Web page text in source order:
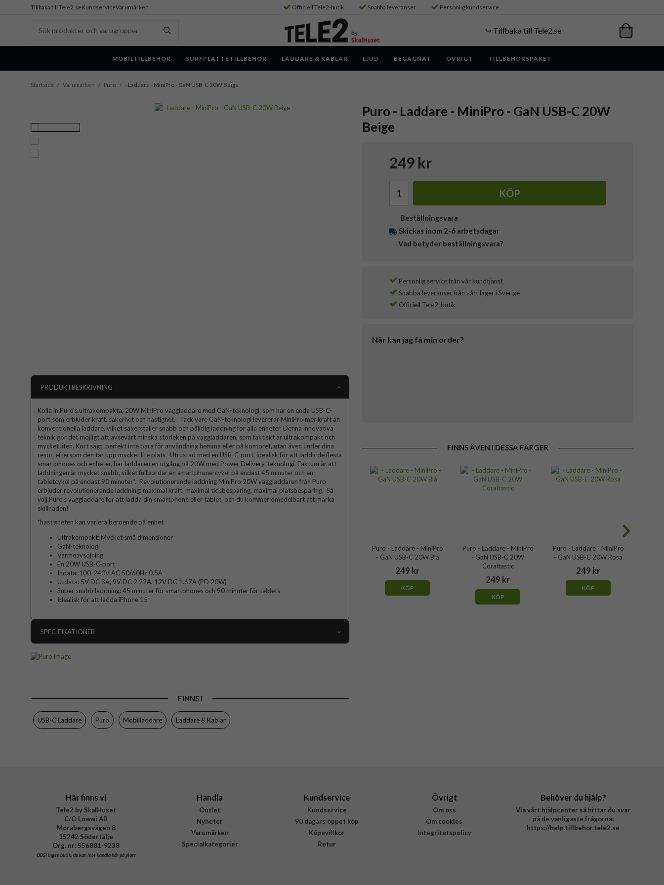
Tillbaka till Tele2.seKundserviceVarumärken Officiell Tele2-butik Snabba leveranser Personlig kundservice
↪️ Tillbaka till Tele2.se
MOBILTILLBEHÖR SURFPLATTETILLBEHÖR LADDARE & KABLAR LJUD BEGAGNAT ÖVRIGT TILLBEHÖRSPAKET
Startsida / Varumärken / Puro / - Laddare - MiniPro - GaN USB-C 20W Beige
Puro - Laddare - MiniPro - GaN USB-C 20W
Beige
249 kr
KÖP
Beställningsvara
Skickas inom 2-6 arbetsdagar
Vad betyder beställningsvara?
Personlig service från vår kundtjänst
Snabba leveranser från vårt lager i Sverige
Officiell Tele2-butik
När kan jag få min order?
FINNS ÄVEN I DESSA FÄRGER
Puro - Laddare - MiniPro
- GaN USB-C 20W Blå
249 kr
KÖP
Puro - Laddare - MiniPro
- GaN USB-C 20W
Coraltastic
249 kr
KÖP
Puro - Laddare - MiniPro
- GaN USB-C 20W Rosa
249 kr
KÖP
PRODUKTBESKRIVNING
Kolla in Puro's ultrakompakta, 20W MiniPro väggladdare med GaN-teknologi, som har en enda USB-C-
port som erbjuder kraft, säkerhet och hastighet. Tack vare GaN-teknologi levererar MiniPro mer kraft än
konventionella laddare, vilket säkerställer snabb och pålitlig laddning för alla enheter. Denna innovativa
teknik gör det möjligt att avsevärt minska storleken på väggladdaren, som faktiskt är ultrakompakt och
mycket liten. Kort sagt, perfekt inte bara för användning hemma eller på kontoret, utan även under dina
resor, eftersom den tar upp mycket lite plats. Utrustad med en USB-C-port, idealisk för att ladda de flesta
smartphones och enheter, har laddaren en utgång på 20W med Power Delivery-teknologi. Faktum är att
laddningen är mycket snabb, vilket fullbordar en smartphone-cykel på endast 45 minuter och en
tabletcykel på endast 90 minuter*. Revolutionerande laddning MiniPro 20W väggladdaren från Puro
erbjuder revolutionerande laddning: maximal kraft, maximal tidsbesparing, maximal platsbesparing. Så
välj Puro's väggladdare för att ladda din smartphone eller tablet, och du kommer omedelbart att märka
skillnaden!
*hastigheten kan variera beroende på enhet
Ultrakompakt: Mycket små dimensioner
GaN-teknologi
Värmeavsöjning
En 20W USB-C-port
Indata: 100-240V AC 50/60Hz 0.5A
Utdata: 5V DC 3A, 9V DC 2.22A, 12V DC 1.67A (PD 20W)
Super snabb laddning: 45 minuter för smartphones och 90 minuter för tablets
Idealisk för att ladda iPhone 15
SPECIFIKATIONER
Varumärke
Puro
Tillverkarens art nr
EAN
FINNS I
USB-C Laddare Puro Mobilladdare Laddare & Kablar
Här finns vi
Tele2 by SkalHuset
C/O Lowwi AB
Morabergsvägen 8
15242 Södertälje
Org. nr: 556881-9238
OBS!Ingen butik, du kan inte handla här på plats
Handla
Outlet
Nyheter
Varumärken
Specialkategorier
Kundservice
Kundservice
90 dagars öppet köp
Köpevillkor
Retur
Övrigt
Om oss
Om cookies
Integritetspolicy
Behöver du hjälp?
Via vårt hjälpcenter så hittar du svar
på de vanligaste frågorna:
https://help.tillbehor.tele2.se